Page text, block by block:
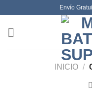
content
Envío
INICIO /